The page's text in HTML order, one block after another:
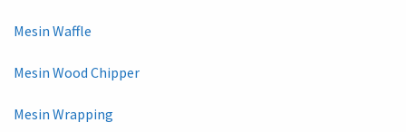
Mesin Waffle
Mesin Wood Chipper
Mesin Wrapping